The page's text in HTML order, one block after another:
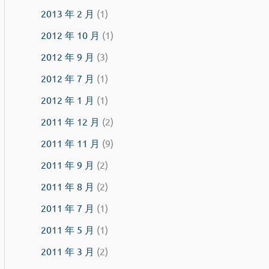
2013 年 2 月 (1)
2012 年 10 月 (1)
2012 年 9 月 (3)
2012 年 7 月 (1)
2012 年 1 月 (1)
2011 年 12 月 (2)
2011 年 11 月 (9)
2011 年 9 月 (2)
2011 年 8 月 (2)
2011 年 7 月 (1)
2011 年 5 月 (1)
2011 年 3 月 (2)